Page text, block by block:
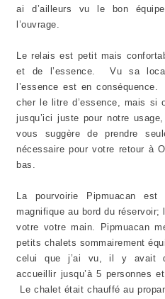
ai d’ailleurs vu le bon
l’ouvrage.
Le relais est petit mais
et de l’essence. Vu sa
l’essence est en
cher le litre d’essence, mais si
jusqu’ici juste pour notre
vous suggère de prendre
nécessaire pour votre retour à
bas.
La pourvoirie Pipmuacan
magnifique au bord du
votre votre main. Pipmuacan
petits chalets sommairement
celui que j’ai vu, il y avait
accueillir jusqu’à 5 personnes
Le chalet était chauffé au